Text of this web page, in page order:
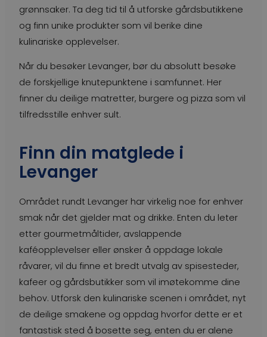
grønnsaker. Ta deg tid til å utforske gårdsbutikkene
og finn unike produkter som vil berike dine
kulinariske opplevelser.
Når du besøker Levanger, bør du absolutt besøke
de forskjellige knutepunktene i samfunnet. Her
finner du deilige matretter, burgere og pizza som vil
tilfredsstille enhver sult.
Finn din matglede i
Levanger
Området rundt Levanger har virkelig noe for enhver
smak når det gjelder mat og drikke. Enten du leter
etter gourmetmåltider, avslappende
kaféopplevelser eller ønsker å oppdage lokale
råvarer, vil du finne et bredt utvalg av spisesteder,
kafeer og gårdsbutikker som vil imøtekomme dine
behov. Utforsk den kulinariske scenen i området, nyt
de deilige smakene og oppdag hvorfor dette er et
fantastisk sted å bosette seg, enten du er alene